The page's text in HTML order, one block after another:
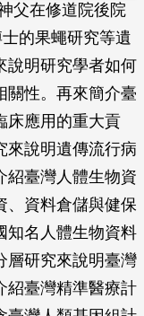
父在修道院後院
的果蠅研究等遺
說明研究學者如何
關性。再來簡介臺
床應用的重大貢
來說明遺傳流行病
紹臺灣人體生物資
、資料倉儲與健保
知名人體生物資料
層研究來說明臺灣
紹臺灣精準醫療計